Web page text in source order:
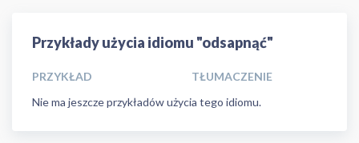
Przykłady użycia idiomu "odsapnąć"
PRZYKŁAD
TŁUMACZENIE
Nie ma jeszcze przykładów użycia tego idiomu.